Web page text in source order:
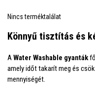
Nincs terméktalálat
Könnyű tisztítás és
AWater Washable gyanták
amely időt takarít meg és
mennyiségét.